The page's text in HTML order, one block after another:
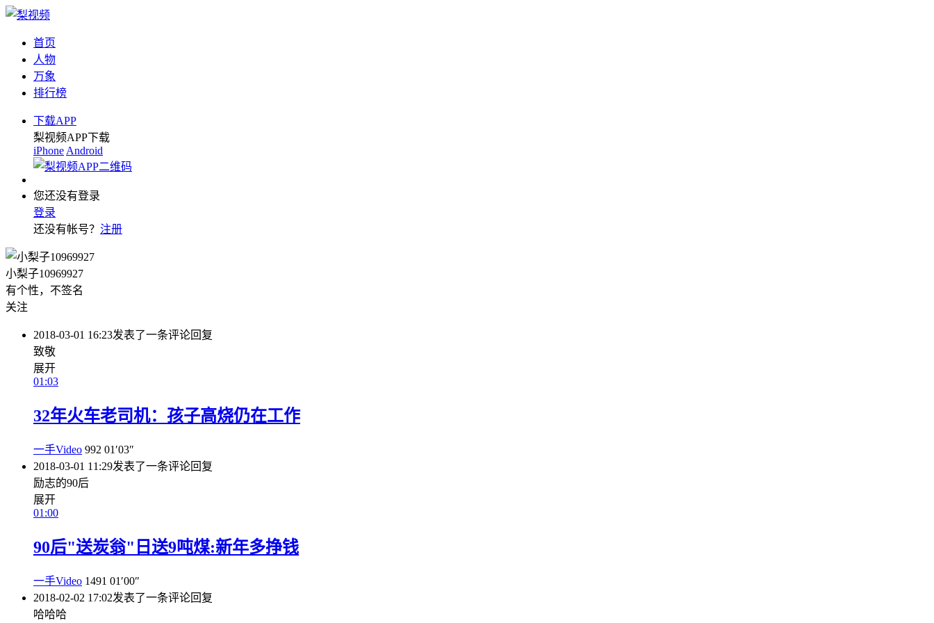
首页
人物
万象
排行榜
下载APP
梨视频APP下载
iPhone Android
您还没有登录
登录
还没有帐号？ 注册
小梨子10969927
有个性，不签名
关注
2018-03-01 16:23发表了一条评论回复
致敬
展开
01:03
32年火车老司机：孩子高烧仍在工作
一手Video 992 01′03″
2018-03-01 11:29发表了一条评论回复
励志的90后
展开
01:00
90后"送炭翁"日送9吨煤:新年多挣钱
一手Video 1491 01′00″
2018-02-02 17:02发表了一条评论回复
哈哈哈